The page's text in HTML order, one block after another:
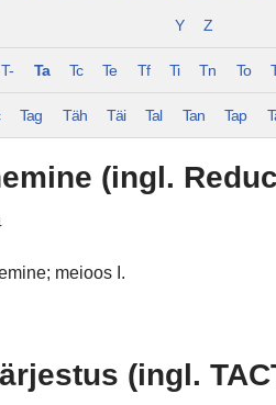
Y Z
T- Ta Tc Te Tf Ti Tn To
Tag Täh Täi Tal Tan Tap
(ingl.
meioos I.
(ingl.